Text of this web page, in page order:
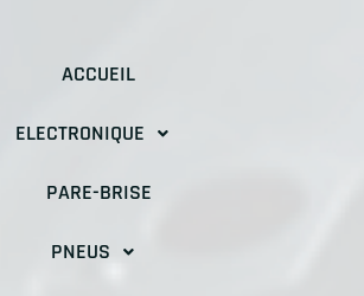
ACCUEIL
ELECTRONIQUE
PARE-BRISE
PNEUS